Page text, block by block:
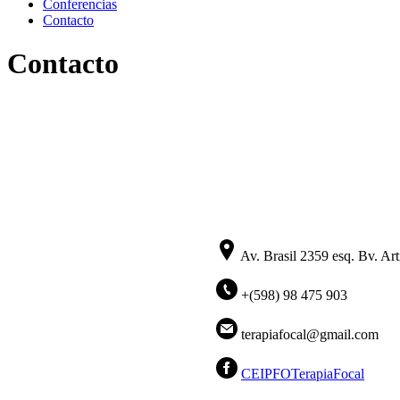
Conferencias
Contacto
Contacto
Av. Brasil 2359 esq. Bv.
+(598) 98 475 903
terapiafocal@gmail.com
CEIPFOTerapiaFocal